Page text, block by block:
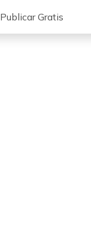
Publicar Gratis